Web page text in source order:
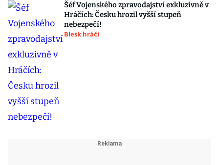
Šéf Vojenského zpravodajství exkluzivně v
Hráčích: Česku hrozil vyšší stupeň
nebezpečí!
Blesk hráči